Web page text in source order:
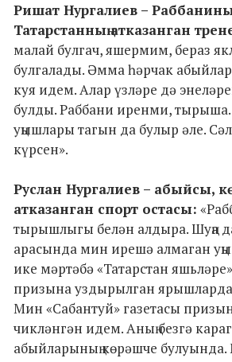
Ришат Нургалиев –
Татарстанның атказанган
малай булгач, яшермим, бераз
булгалады. Әмма һәрчак
куя идем. Алар үзләре дә
булды. Раббани иренми,
уңышлары тагын да булыр әле.
күрсен».
Руслан Нургалиев – абыйсы,
атказанган спорт остасы:
тырышлыгы белән алдыра. Шуңа
арасында мин ирешә алмаган
ике мәртәбә «Татарстан
призына уздырылган ярышларда
Мин «Сабантуй» газетасы
чикләнгән идем. Аның безгә
абыйларының көрәшче